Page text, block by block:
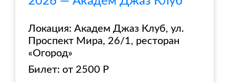
Локация: Академ Джаз Клуб, ул.
Проспект Мира, 26/1, ресторан
«Огород»
Билет: от 2500 Р